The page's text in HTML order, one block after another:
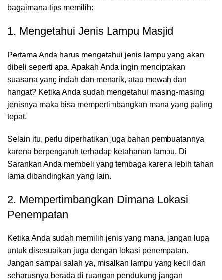
bagaimana tips memilih:
1. Mengetahui Jenis Lampu Masjid
Pertama Anda harus mengetahui jenis lampu yang akan
dibeli seperti apa. Apakah Anda ingin menciptakan
suasana yang indah dan menarik, atau mewah dan
hangat? Ketika Anda sudah mengetahui masing-masing
jenisnya maka bisa mempertimbangkan mana yang paling
tepat.
Selain itu, perlu diperhatikan juga bahan pembuatannya
karena berpengaruh terhadap ketahanan lampu. Di
Sarankan Anda membeli yang tembaga karena lebih tahan
lama dibandingkan yang lain.
2. Mempertimbangkan Dimana Lokasi
Penempatan
Ketika Anda sudah memilih jenis yang mana, jangan lupa
untuk disesuaikan juga dengan lokasi penempatan.
Jangan sampai salah ya, misalkan lampu yang kecil dan
seharusnya berada di ruangan pendukung jangan